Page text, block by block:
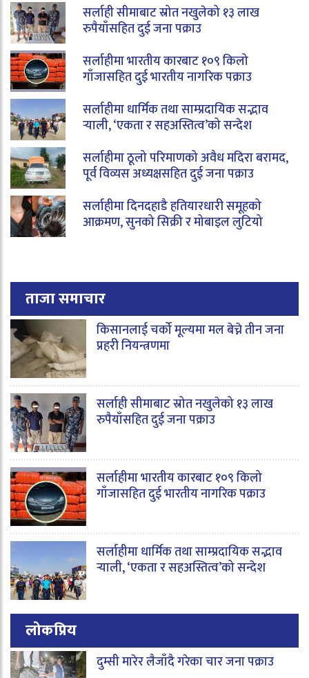
सर्लाही सीमाबाट स्रोत नखुलेको १३ लाख
रुपैयाँसहित दुई जना पक्राउ
सर्लाहीमा भारतीय कारबाट १०९ किलो
गाँजासहित दुई भारतीय नागरिक पक्राउ
सर्लाहीमा धार्मिक तथा साम्प्रदायिक सद्भाव
र्‍याली, ‘एकता र सहअस्तित्व’को सन्देश
सर्लाहीमा ठूलो परिमाणको अवैध मदिरा बरामद,
पूर्व विव्यस अध्यक्षसहित दुई जना पक्राउ
सर्लाहीमा दिनदहाडै हतियारधारी समूहको
आक्रमण, सुनको सिक्री र मोबाइल लुटियो
ताजा समाचार
किसानलाई चर्को मूल्यमा मल बेच्ने तीन जना
प्रहरी नियन्त्रणमा
सर्लाही सीमाबाट स्रोत नखुलेको १३ लाख
रुपैयाँसहित दुई जना पक्राउ
सर्लाहीमा भारतीय कारबाट १०९ किलो
गाँजासहित दुई भारतीय नागरिक पक्राउ
सर्लाहीमा धार्मिक तथा साम्प्रदायिक सद्भाव
र्‍याली, ‘एकता र सहअस्तित्व’को सन्देश
लोकप्रिय
दुम्सी मारेर लैजाँदै गरेका चार जना पक्राउ